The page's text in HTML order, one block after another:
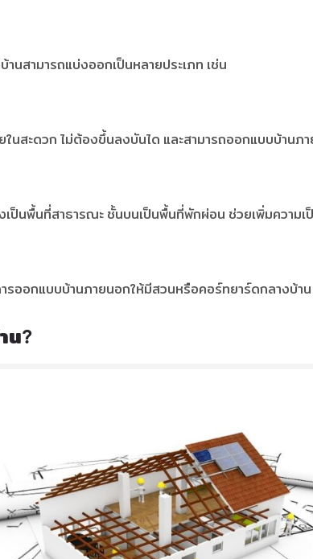
านสามารถแบ่งออกเป็นหลายประเภท เช่น
ในสะดวก ไม่ต้องขึ้นลงบันได และสามารถออกแบบบ้านภ
ป็นพื้นที่สาธารณะ ชั้นบนเป็นพื้นที่พักผ่อน ช่วยเพิ่มความ
รออกแบบบ้านภายนอกให้มีสวนหรือคอร์ทยาร์ดกลางบ้าน
น?